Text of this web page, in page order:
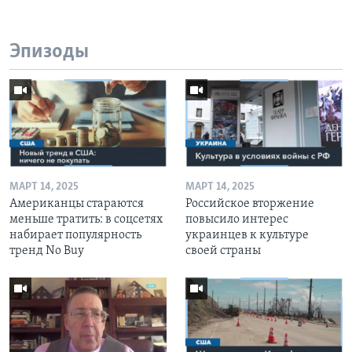
Эпизоды
МАРТ 14, 2025
Американцы стараются
меньше тратить: в соцсетях
набирает популярность
тренд No Buy
МАРТ 14, 2025
Российское вторжение
повысило интерес
украинцев к культуре
своей страны